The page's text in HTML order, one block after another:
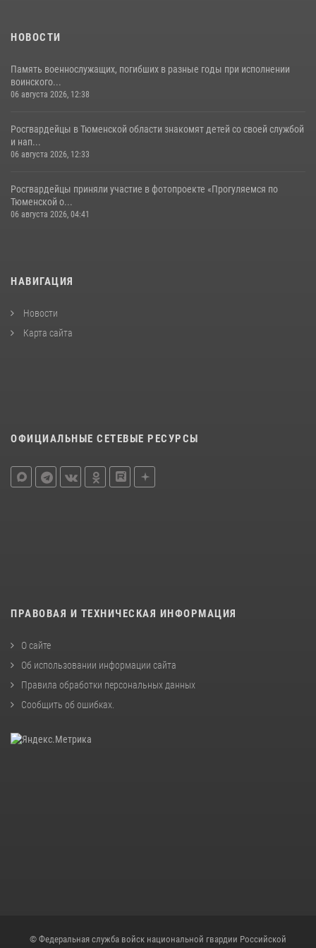
НОВОСТИ
Память военнослужащих, погибших в разные годы при исполнении
воинского...
06 августа 2026, 12:38
Росгвардейцы в Тюменской области знакомят детей со своей службой
и нап...
06 августа 2026, 12:33
Росгвардейцы приняли участие в фотопроекте «Прогуляемся по
Тюменской о...
06 августа 2026, 04:41
НАВИГАЦИЯ
Новости
Карта сайта
ОФИЦИАЛЬНЫЕ СЕТЕВЫЕ РЕСУРСЫ
ПРАВОВАЯ И ТЕХНИЧЕСКАЯ ИНФОРМАЦИЯ
О сайте
Об использовании информации сайта
Правила обработки персональных данных
Сообщить об ошибках
© Федеральная служба войск национальной гвардии Российской